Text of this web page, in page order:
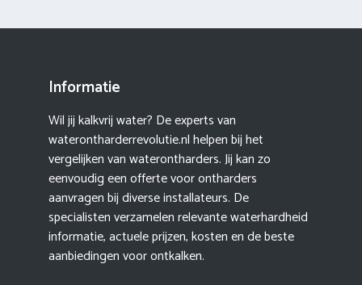
Informatie
Wil jij kalkvrij water? De experts van
waterontharderrevolutie.nl helpen bij het
vergelijken van waterontharders. Jij kan zo
eenvoudig een offerte voor ontharders
aanvragen bij diverse installateurs. De
specialisten verzamelen relevante waterhardheid
informatie, actuele prijzen, kosten en de beste
aanbiedingen voor ontkalken.